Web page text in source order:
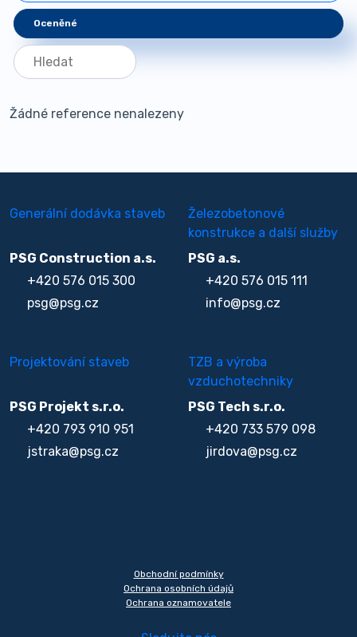
Oceněné
Žádné reference nenalezeny
Generální dodávka staveb
PSG Construction a.s.
+420 576 015 300
psg@psg.cz
Železobetonové
konstrukce a další služby
PSG a.s.
+420 576 015 111
info@psg.cz
Projektování staveb
PSG Projekt s.r.o.
+420 793 910 951
jstraka@psg.cz
TZB a výroba
vzduchotechniky
PSG Tech s.r.o.
+420 733 579 098
jirdova@psg.cz
Obchodní podmínky
Ochrana osobních údajů
Ochrana oznamovatele